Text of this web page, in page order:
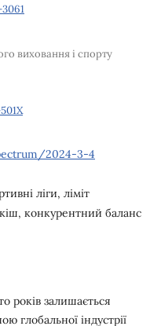
виховання і спорту
2024-3-4
ліги, ліміт
конкурентний баланс
років залишається
глобальної індустрії